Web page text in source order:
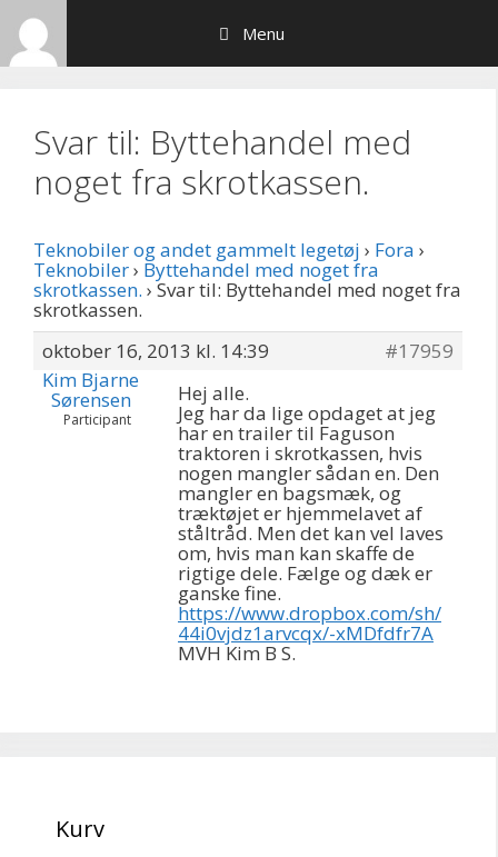
Hop
indhold
Menu
Svar til: Byttehandel med
noget fra skrotkassen.
Teknobiler og andet gammelt legetøj › Fora ›
Teknobiler› Byttehandel med noget fra
skrotkassen. › Svar til: Byttehandel med noget fra
skrotkassen.
oktober 16, 2013 kl. 14:39
#17959
Kim Bjarne
Sørensen
Participant
Hej alle.
Jeg har da lige opdaget at jeg
har en trailer til Faguson
traktoren i skrotkassen, hvis
nogen mangler sådan en. Den
mangler en bagsmæk, og
træktøjet er hjemmelavet af
ståltråd. Men det kan vel laves
om, hvis man kan skaffe de
rigtige dele. Fælge og dæk er
ganske fine.
https://www.dropbox.com/sh/
44i0vjdz1arvcqx/-xMDfdfr7A
MVH Kim B S.
Kurv